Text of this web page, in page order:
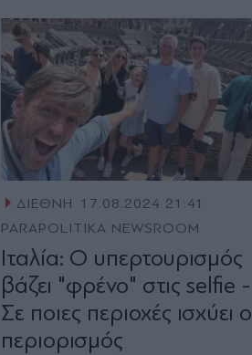
ΔΙΕΘΝΗ
17.08.2024 21:41
PARAPOLITIKA NEWSROOM
Ιταλία: Ο υπερτουρισμός
βάζει "φρένο" στις selfie -
Σε ποιες περιοχές ισχύει ο
περιορισμός